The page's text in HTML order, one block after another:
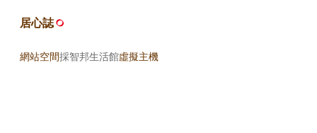
居心誌
網站空間採智邦生活館虛擬主機